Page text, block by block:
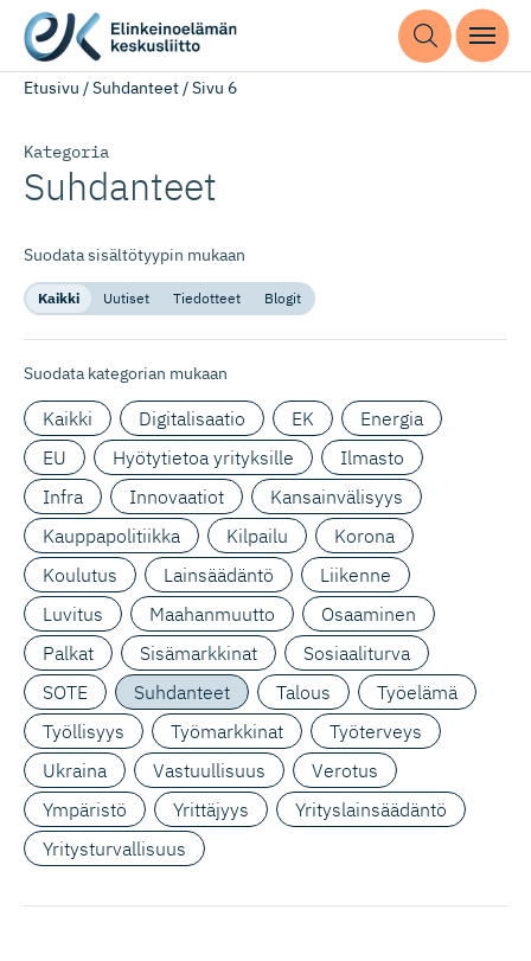
Etusivu /Suhdanteet/Sivu 6
Kategoria
Suhdanteet
Suodata sisältötyypin mukaan
Kaikki Uutiset Tiedotteet Blogit
Suodata kategorian mukaan
Kaikki Digitalisaatio EK
Energia
EU
Hyötytietoa yrityksille
Ilmasto
Infra
Innovaatiot
Kansainvälisyys
Kauppapolitiikka
Kilpailu
Korona
Koulutus
Lainsäädäntö
Liikenne
Luvitus
Maahanmuutto
Osaaminen
Palkat
Sisämarkkinat
Sosiaaliturva
SOTE
Suhdanteet Talous
Työelämä
Työllisyys
Työmarkkinat
Työterveys
Ukraina
Vastuullisuus
Verotus
Ympäristö
Yrittäjyys
Yrityslainsäädäntö
Yritysturvallisuus